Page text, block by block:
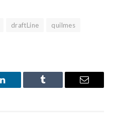
draftLine
quilmes
LinkedIn Tumblr Email